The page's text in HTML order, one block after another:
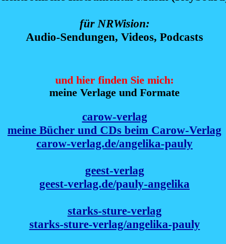
für NRWision:
Audio-Sendungen, Videos, Podcasts
und hier finden Sie mich:
meine Verlage und Formate
carow-verlag
meine Bücher und CDs beim Carow-Verlag
carow-verlag.de/angelika-pauly
geest-verlag
geest-verlag.de/pauly-angelika
starks-sture-verlag
starks-sture-verlag/angelika-pauly